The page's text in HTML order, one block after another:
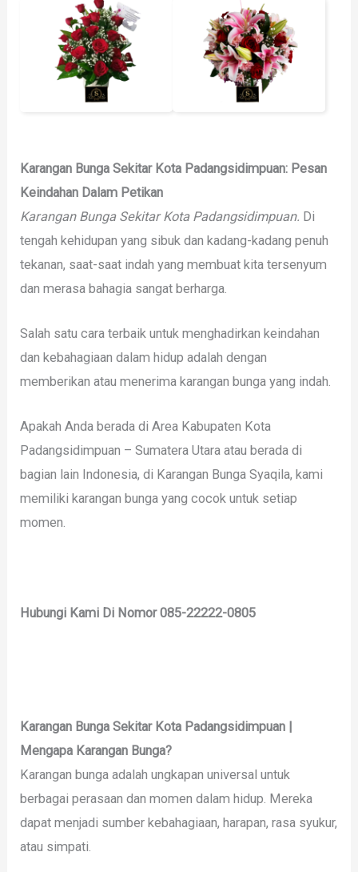
Karangan Bunga Sekitar Kota Padangsidimpuan: Pesan
Keindahan Dalam Petikan
Karangan Bunga Sekitar Kota Padangsidimpuan. Di
tengah kehidupan yang sibuk dan kadang-kadang penuh
tekanan, saat-saat indah yang membuat kita tersenyum
dan merasa bahagia sangat berharga.
Salah satu cara terbaik untuk menghadirkan keindahan
dan kebahagiaan dalam hidup adalah dengan
memberikan atau menerima karangan bunga yang indah.
Apakah Anda berada di Area Kabupaten Kota
Padangsidimpuan – Sumatera Utara atau berada di
bagian lain Indonesia, di Karangan Bunga Syaqila, kami
memiliki karangan bunga yang cocok untuk setiap
momen.
Hubungi Kami Di Nomor085-22222-0805
Karangan Bunga Sekitar Kota Padangsidimpuan |
Mengapa Karangan Bunga?
Karangan bunga adalah ungkapan universal untuk
berbagai perasaan dan momen dalam hidup. Mereka
dapat menjadi sumber kebahagiaan, harapan, rasa syukur,
atau simpati.